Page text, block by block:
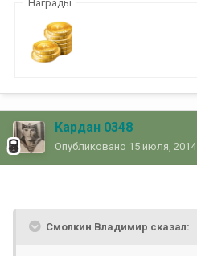
Награды
Кардан 0348
Опубликовано 15 июля, 2014
Смолкин Владимир сказал: